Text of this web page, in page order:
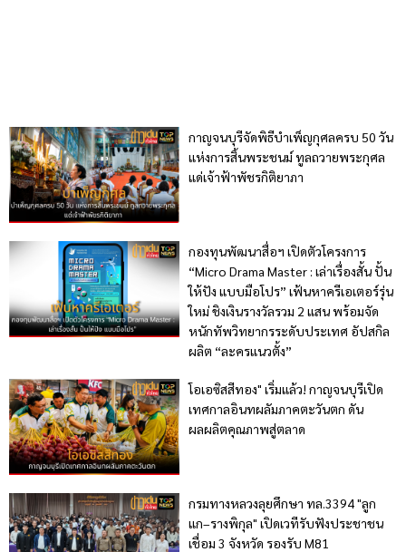
กาญจนบุรีจัดพิธีบำเพ็ญกุศลครบ 50 วัน
แห่งการสิ้นพระชนม์ ทูลถวายพระกุศล
แด่เจ้าฟ้าพัชรกิติยาภา
กองทุนพัฒนาสื่อฯ เปิดตัวโครงการ
“Micro Drama Master : เล่าเรื่องสั้น ปั้น
ให้ปัง แบบมือโปร” เฟ้นหาครีเอเตอร์รุ่น
ใหม่ ชิงเงินรางวัลรวม 2 แสน พร้อมจัด
หนักทัพวิทยากรระดับประเทศ อัปสกิล
ผลิต “ละครแนวตั้ง”
โอเอซิสสีทอง" เริ่มแล้ว! กาญจนบุรีเปิด
เทศกาลอินทผลัมภาคตะวันตก ดัน
ผลผลิตคุณภาพสู่ตลาด
กรมทางหลวงลุยศึกษา ทล.3394 "ลูก
แก–รางพิกุล" เปิดเวทีรับฟังประชาชน
เชื่อม 3 จังหวัด รองรับ M81